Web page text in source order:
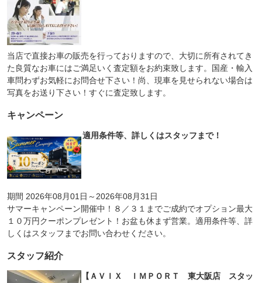
当店で直接お車の販売を行っておりますので、大切に所有されてき
た良質なお車にはご満足いく査定額をお約束致します。国産・輸入
車問わずお気軽にお問合せ下さい！尚、現車を見せられない場合は
写真をお送り下さい！すぐに査定致します。
キャンペーン
適用条件等、詳しくはスタッフまで！
期間 2026年08月01日～2026年08月31日
サマーキャンペーン開催中！８／３１までご成約でオプション最大
１０万円クーポンプレゼント！お盆も休まず営業。適用条件等、詳
しくはスタッフまでお問い合わせください。
スタッフ紹介
【ＡＶＩＸ ＩＭＰＯＲＴ 東大阪店 スタッ